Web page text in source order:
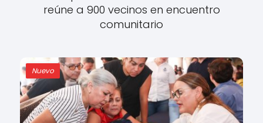
reúne a 900 vecinos en encuentro
comunitario
Nuevo